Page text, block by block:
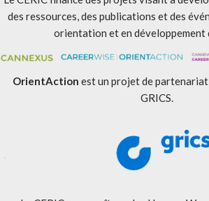
des ressources, des publications et des
orientation et en développement
OrientAction est un projet de
GRICS.